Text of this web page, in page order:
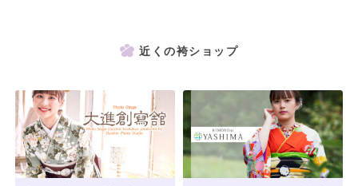
近くの袴ショップ